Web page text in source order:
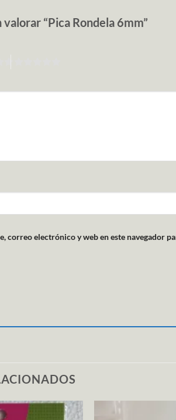
“Pica Rondela 6mm”
correo electrónico y web en este navegador